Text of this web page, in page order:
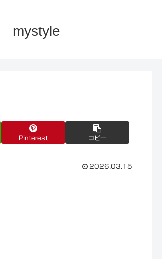
mystyle
Pinterest コピー
2026.03.15